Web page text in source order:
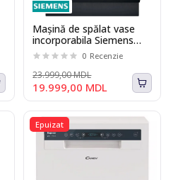
Mașină de spălat vase
incorporabila Siemens
SN95EX12CE iQ500, 14
seturi, 8 programe,
VarioSpeedPlus, Home
Connect, 60 cm
0 Recenzie
19.999,00 MDL
23.999,00 MDL
Epuizat